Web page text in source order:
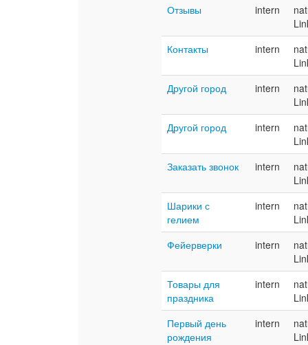
Отзывы
intern
Контакты
intern
Другой город
intern
Другой город
intern
Заказать звонок
intern
Шарики с
гелием
intern
Фейерверки
intern
Товары для
праздника
intern
Первый день
рождения
intern